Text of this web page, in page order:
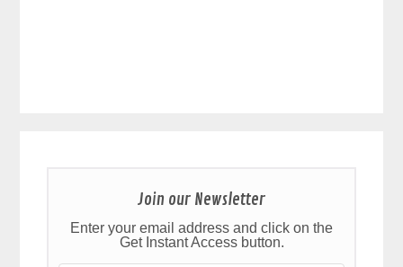
Join our Newsletter
Enter your email address and click on the
Get Instant Access button.